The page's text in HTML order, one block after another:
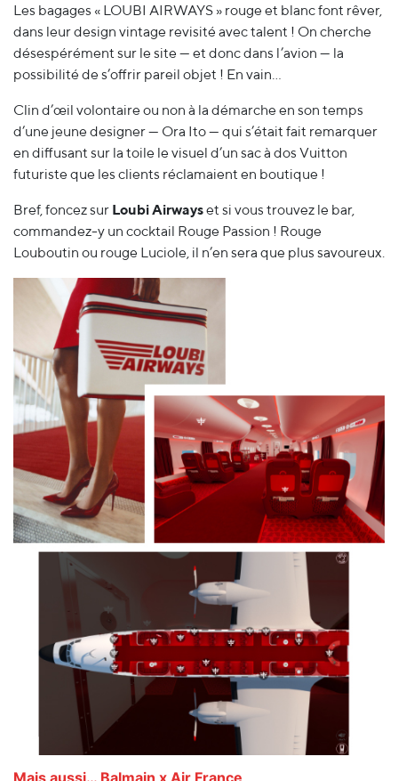
Les bagages « LOUBI AIRWAYS » rouge et blanc font rêver,
dans leur design vintage revisité avec talent ! On cherche
désespérément sur le site — et donc dans l’avion — la
possibilité de s’offrir pareil objet ! En vain…
Clin d’œil volontaire ou non à la démarche en son temps
d’une jeune designer — Ora Ito — qui s’était fait remarquer
en diffusant sur la toile le visuel d’un sac à dos Vuitton
futuriste que les clients réclamaient en boutique !
Bref, foncez sur Loubi Airwayset si vous trouvez le bar,
commandez-y un cocktail Rouge Passion ! Rouge
Louboutin ou rouge Luciole, il n’en sera que plus savoureux.